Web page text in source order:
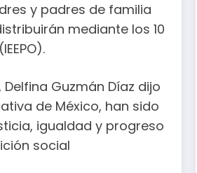
y padres de familia
mediante los 10
Guzmán Díaz dijo
de México, han sido
igualdad y progreso
social